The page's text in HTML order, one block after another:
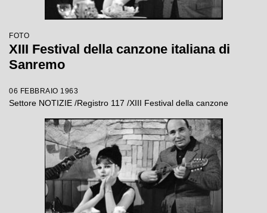
FOTO
XIII Festival della canzone italiana di
Sanremo
06 FEBBRAIO 1963
Settore NOTIZIE /Registro 117 /XIII Festival della canzone